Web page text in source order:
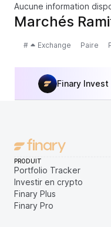
Aucune information
Marchés
# Exchange Paire
Finary Invest
PRODUIT
Portfolio Tracker
Investir en crypto
Finary Plus
Finary Pro